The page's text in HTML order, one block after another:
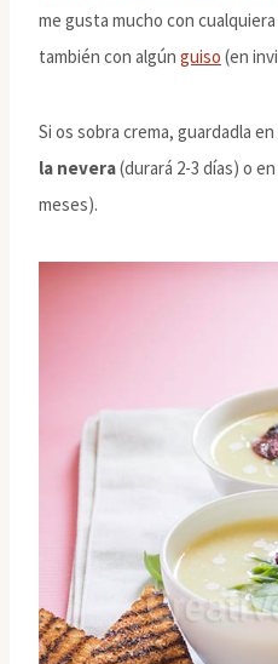
me gusta mucho con
también con algún guiso (en
Si os sobra crema, guardadla
la nevera(durará 2-3 días) o
meses).